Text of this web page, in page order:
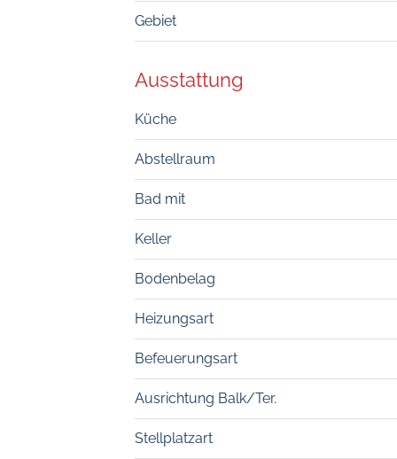
Gebiet
Ausstattung
Küche
Abstellraum
Bad mit
Keller
Bodenbelag
Heizungsart
Befeuerungsart
Ausrichtung Balk/Ter.
Stellplatzart